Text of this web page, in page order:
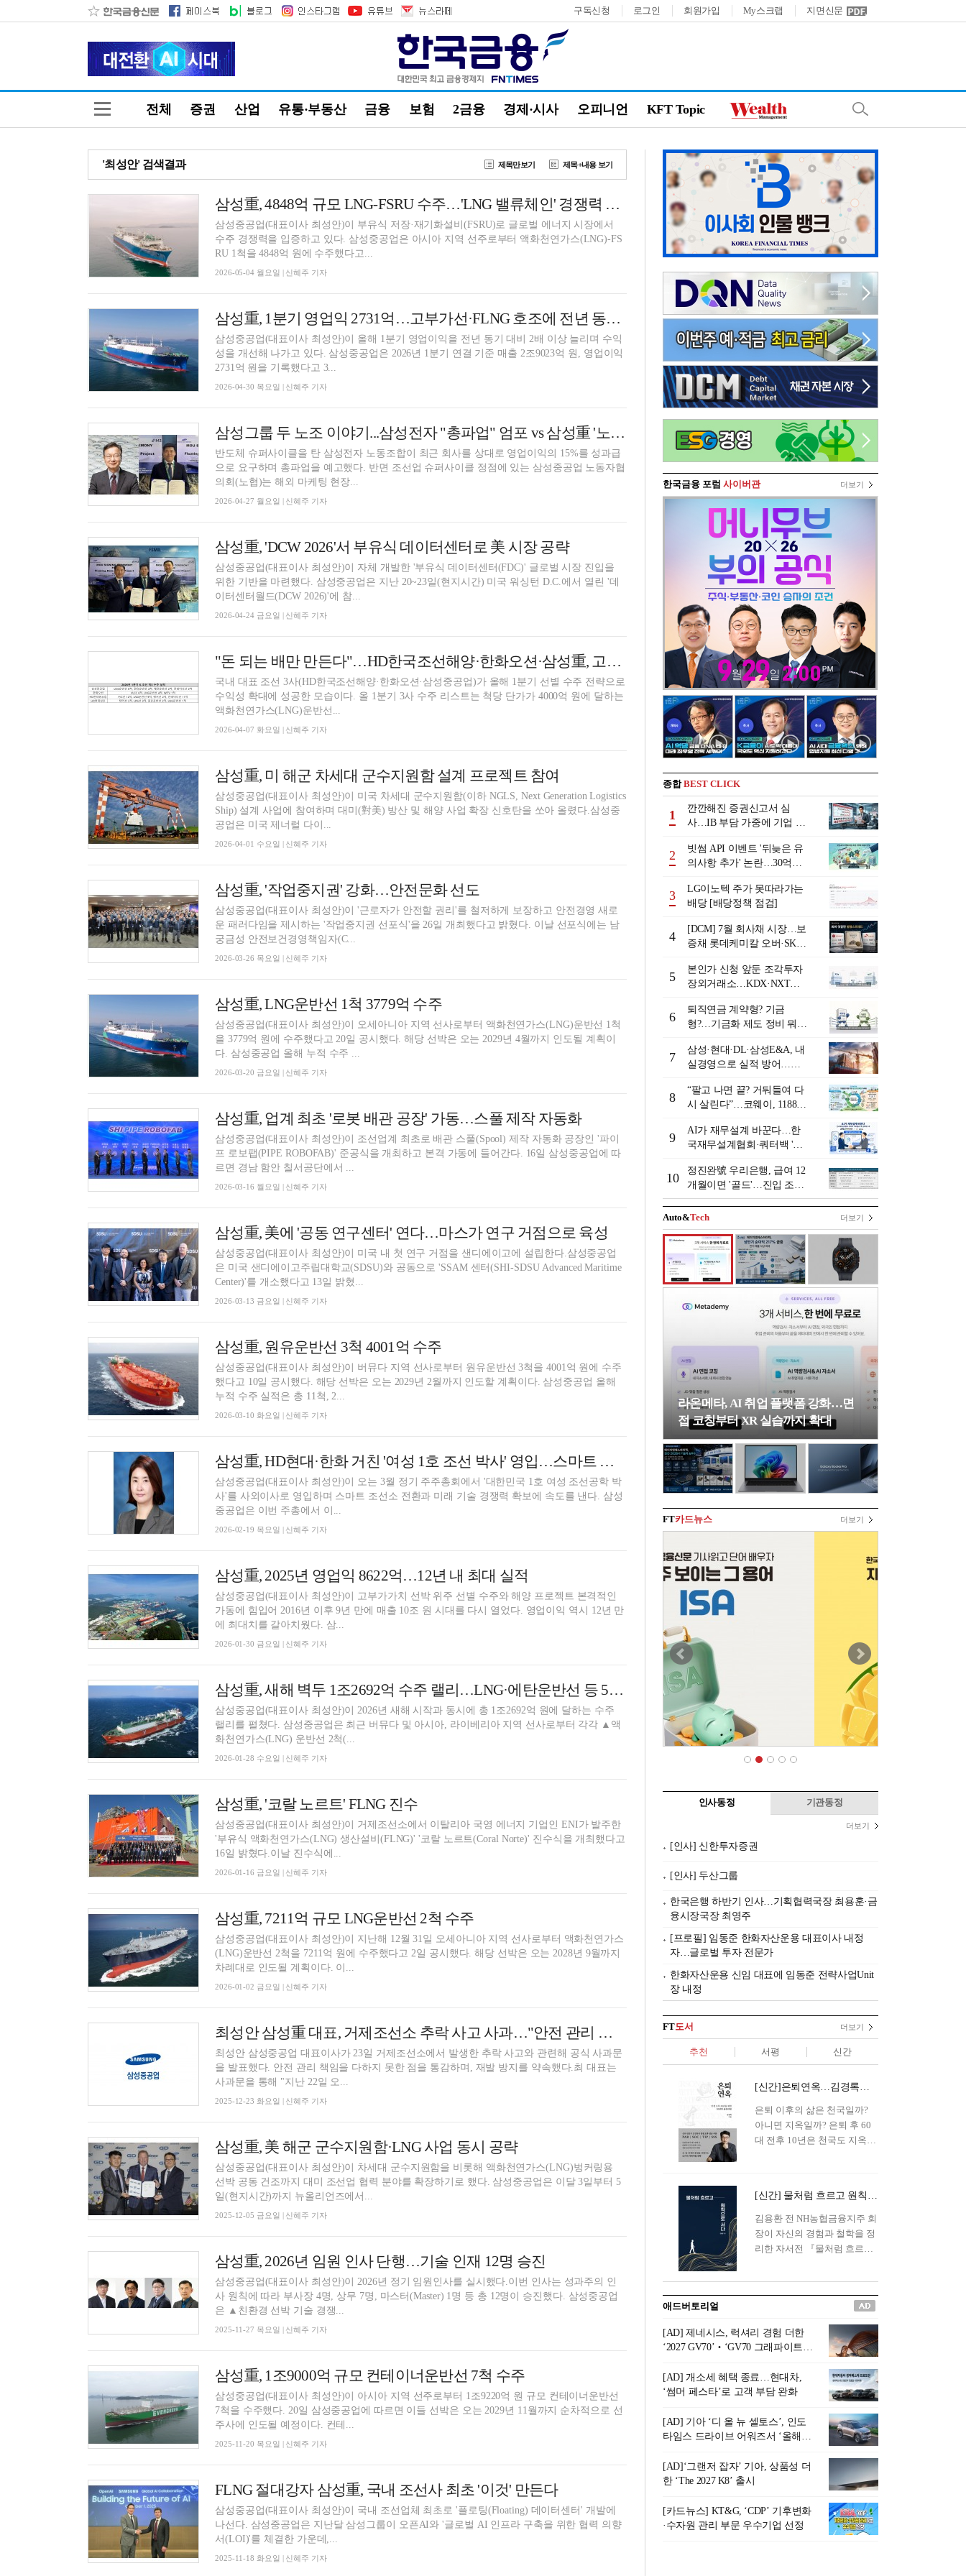
구독신청 로그인 회원가입 My스크랩 지면신문
전체 증권 산업 유통·부동산 금융 보험 2금융 경제·시사 오피니언 KFT Topic
'최성안' 검색결과 제목만보기 제목+내용 보기
삼성重, 4848억 규모 LNG-FSRU 수주…'LNG 밸류체인' 경쟁력 입증
삼성중공업(대표이사 최성안)이 부유식 저장·재기화설비(FSRU)로 글로벌 에너지 시장에서
수주 경쟁력을 입증하고 있다. 삼성중공업은 아시아 지역 선주로부터 액화천연가스(LNG)-FS
RU 1척을 4848억 원에 수주했다고...
2026-05-04 월요일 | 신혜주 기자
삼성重, 1분기 영업익 2731억…고부가선·FLNG 호조에 전년 동기比 122%↑
삼성중공업(대표이사 최성안)이 올해 1분기 영업이익을 전년 동기 대비 2배 이상 늘리며 수익
성을 개선해 나가고 있다. 삼성중공업은 2026년 1분기 연결 기준 매출 2조9023억 원, 영업이익
2731억 원을 기록했다고 3...
2026-04-30 목요일 | 신혜주 기자
삼성그룹 두 노조 이야기...삼성전자 "총파업" 엄포 vs 삼성重 '노사 원팀' 자처
반도체 슈퍼사이클을 탄 삼성전자 노동조합이 최근 회사를 상대로 영업이익의 15%를 성과급
으로 요구하며 총파업을 예고했다. 반면 조선업 슈퍼사이클 정점에 있는 삼성중공업 노동자협
의회(노협)는 해외 마케팅 현장...
2026-04-27 월요일 | 신혜주 기자
삼성重, 'DCW 2026'서 부유식 데이터센터로 美 시장 공략
삼성중공업(대표이사 최성안)이 자체 개발한 '부유식 데이터센터(FDC)' 글로벌 시장 진입을
위한 기반을 마련했다. 삼성중공업은 지난 20~23일(현지시간) 미국 워싱턴 D.C.에서 열린 '데
이터센터월드(DCW 2026)'에 참...
2026-04-24 금요일 | 신혜주 기자
"돈 되는 배만 만든다"…HD한국조선해양·한화오션·삼성重, 고부가선 '골라 담기'
국내 대표 조선 3사(HD한국조선해양·한화오션·삼성중공업)가 올해 1분기 선별 수주 전략으로
수익성 확대에 성공한 모습이다. 올 1분기 3사 수주 리스트는 척당 단가가 4000억 원에 달하는
액화천연가스(LNG)운반선...
2026-04-07 화요일 | 신혜주 기자
삼성重, 미 해군 차세대 군수지원함 설계 프로젝트 참여
삼성중공업(대표이사 최성안)이 미국 차세대 군수지원함(이하 NGLS, Next Generation Logistics
Ship) 설계 사업에 참여하며 대미(對美) 방산 및 해양 사업 확장 신호탄을 쏘아 올렸다.삼성중
공업은 미국 제너럴 다이...
2026-04-01 수요일 | 신혜주 기자
삼성重, '작업중지권' 강화…안전문화 선도
삼성중공업(대표이사 최성안)이 '근로자가 안전할 권리'를 철저하게 보장하고 안전경영 새로
운 패러다임을 제시하는 '작업중지권 선포식'을 26일 개최했다고 밝혔다. 이날 선포식에는 남
궁금성 안전보건경영책임자(C...
2026-03-26 목요일 | 신혜주 기자
삼성重, LNG운반선 1척 3779억 수주
삼성중공업(대표이사 최성안)이 오세아니아 지역 선사로부터 액화천연가스(LNG)운반선 1척
을 3779억 원에 수주했다고 20일 공시했다. 해당 선박은 오는 2029년 4월까지 인도될 계획이
다. 삼성중공업 올해 누적 수주 ...
2026-03-20 금요일 | 신혜주 기자
삼성重, 업계 최초 '로봇 배관 공장' 가동…스풀 제작 자동화
삼성중공업(대표이사 최성안)이 조선업계 최초로 배관 스풀(Spool) 제작 자동화 공장인 '파이
프 로보팹(PIPE ROBOFAB)' 준공식을 개최하고 본격 가동에 들어간다. 16일 삼성중공업에 따
르면 경남 함안 칠서공단에서 ...
2026-03-16 월요일 | 신혜주 기자
삼성重, 美에 '공동 연구센터' 연다…마스가 연구 거점으로 육성
삼성중공업(대표이사 최성안)이 미국 내 첫 연구 거점을 샌디에이고에 설립한다.삼성중공업
은 미국 샌디에이고주립대학교(SDSU)와 공동으로 'SSAM 센터(SHI-SDSU Advanced Maritime
Center)'를 개소했다고 13일 밝혔...
2026-03-13 금요일 | 신혜주 기자
삼성重, 원유운반선 3척 4001억 수주
삼성중공업(대표이사 최성안)이 버뮤다 지역 선사로부터 원유운반선 3척을 4001억 원에 수주
했다고 10일 공시했다. 해당 선박은 오는 2029년 2월까지 인도할 계획이다. 삼성중공업 올해
누적 수주 실적은 총 11척, 2...
2026-03-10 화요일 | 신혜주 기자
삼성重, HD현대·한화 거친 '여성 1호 조선 박사' 영입…스마트 조선소 박차
삼성중공업(대표이사 최성안)이 오는 3월 정기 주주총회에서 '대한민국 1호 여성 조선공학 박
사'를 사외이사로 영입하며 스마트 조선소 전환과 미래 기술 경쟁력 확보에 속도를 낸다. 삼성
중공업은 이번 주총에서 이...
2026-02-19 목요일 | 신혜주 기자
삼성重, 2025년 영업익 8622억…12년 내 최대 실적
삼성중공업(대표이사 최성안)이 고부가가치 선박 위주 선별 수주와 해양 프로젝트 본격적인
가동에 힘입어 2016년 이후 9년 만에 매출 10조 원 시대를 다시 열었다. 영업이익 역시 12년 만
에 최대치를 갈아치웠다. 삼...
2026-01-30 금요일 | 신혜주 기자
삼성重, 새해 벽두 1조2692억 수주 랠리…LNG·에탄운반선 등 5척 쓸어 담았다
삼성중공업(대표이사 최성안)이 2026년 새해 시작과 동시에 총 1조2692억 원에 달하는 수주
랠리를 펼쳤다. 삼성중공업은 최근 버뮤다 및 아시아, 라이베리아 지역 선사로부터 각각 ▲액
화천연가스(LNG) 운반선 2척(...
2026-01-28 수요일 | 신혜주 기자
삼성重, '코랄 노르트' FLNG 진수
삼성중공업(대표이사 최성안)이 거제조선소에서 이탈리아 국영 에너지 기업인 ENI가 발주한
'부유식 액화천연가스(LNG) 생산설비(FLNG)' '코랄 노르트(Coral Norte)' 진수식을 개최했다고
16일 밝혔다.이날 진수식에...
2026-01-16 금요일 | 신혜주 기자
삼성重, 7211억 규모 LNG운반선 2척 수주
삼성중공업(대표이사 최성안)이 지난해 12월 31일 오세아니아 지역 선사로부터 액화천연가스
(LNG)운반선 2척을 7211억 원에 수주했다고 2일 공시했다. 해당 선박은 오는 2028년 9월까지
차례대로 인도될 계획이다. 이...
2026-01-02 금요일 | 신혜주 기자
최성안 삼성重 대표, 거제조선소 추락 사고 사과…"안전 관리 책임 통감"
최성안 삼성중공업 대표이사가 23일 거제조선소에서 발생한 추락 사고와 관련해 공식 사과문
을 발표했다. 안전 관리 책임을 다하지 못한 점을 통감하며, 재발 방지를 약속했다.최 대표는
사과문을 통해 "지난 22일 오...
2025-12-23 화요일 | 신혜주 기자
삼성重, 美 해군 군수지원함·LNG 사업 동시 공략
삼성중공업(대표이사 최성안)이 차세대 군수지원함을 비롯해 액화천연가스(LNG)벙커링용
선박 공동 건조까지 대미 조선업 협력 분야를 확장하기로 했다. 삼성중공업은 이달 3일부터 5
일(현지시간)까지 뉴올리언즈에서...
2025-12-05 금요일 | 신혜주 기자
삼성重, 2026년 임원 인사 단행…기술 인재 12명 승진
삼성중공업(대표이사 최성안)이 2026년 정기 임원인사를 실시했다.이번 인사는 성과주의 인
사 원칙에 따라 부사장 4명, 상무 7명, 마스터(Master) 1명 등 총 12명이 승진했다. 삼성중공업
은 ▲친환경 선박 기술 경쟁...
2025-11-27 목요일 | 신혜주 기자
삼성重, 1조9000억 규모 컨테이너운반선 7척 수주
삼성중공업(대표이사 최성안)이 아시아 지역 선주로부터 1조9220억 원 규모 컨테이너운반선
7척을 수주했다. 20일 삼성중공업에 따르면 이들 선박은 오는 2029년 11월까지 순차적으로 선
주사에 인도될 예정이다. 컨테...
2025-11-20 목요일 | 신혜주 기자
FLNG 절대강자 삼성重, 국내 조선사 최초 '이것' 만든다
삼성중공업(대표이사 최성안)이 국내 조선업체 최초로 '플로팅(Floating) 데이터센터' 개발에
나선다. 삼성중공업은 지난달 삼성그룹이 오픈AI와 '글로벌 AI 인프라 구축을 위한 협력 의향
서(LOI)'를 체결한 가운데,...
2025-11-18 화요일 | 신혜주 기자
한국금융 포럼 사이버관 더보기
종합BEST CLICK
1
깐깐해진 증권신고서 심
사…IB 부담 가중에 기업 자
2
빗썸 API 이벤트 '뒤늦은 유
의사항 추가' 논란…30억원
발
3
LG이노텍 주가 못따라가는
배당 [배당정책 점검]
4
[DCM] 7월 회사채 시장…보
증채 롯데케미칼 오버·SK에
5
본인가 신청 앞둔 조각투자
장외거래소…KDX·NXT컨
6
퇴직연금 계약형? 기금
형?…기금화 제도 정비 뭐길
(상)]
7
삼성·현대·DL·삼성E&A, 내
실경영으로 실적 방어…미
8
“팔고 나면 끝? 거둬들여 다
시 살린다”…코웨이, 1188만
9
AI가 재무설계 바꾼다…한
국재무설계협회·쿼터백 '베
10
정진완號 우리은행, 급여 12
개월이면 '골드'…진입 조건
낮춰 장기거래 락인 [은행권
머니무브 대응 전략]
Auto&Tech 더보기
라온메타, AI 취업 플랫폼 강화…면
접 코칭부터 XR 실습까지 확대
FT카드뉴스 더보기
인사동정 기관동정
더보기
[인사] 신한투자증권
[인사] 두산그룹
한국은행 하반기 인사…기획협력국장 최용훈·금
융시장국장 최영주
[프로필] 임동준 한화자산운용 대표이사 내정
자…글로벌 투자 전문가
한화자산운용 신임 대표에 임동준 전략사업Unit
장 내정
FT도서 더보기
추천 서평 신간
[신간]은퇴연옥…김경록의 은퇴 후 삶의 나침반
은퇴 이후의 삶은 천국일까?
아니면 지옥일까? 은퇴 후 60
대 전후 10년은 천국도 지옥도
은퇴 설계를 가이드해 온 김경
록 옵투스자산운용의 고문이
신간 『은퇴연옥』을 내놓았
다.단테는 지옥을 '모든 희망을
록 고문은 새로운 시각을 제시
0년의 과도기는 지옥이 아니라
정화와 성장의 공간인 ‘은퇴연
옥(Purgatory)’이라는 것이다.
연옥은 고통스럽지만 끝이 있
으며, 준비를 통해 천국으로 나
아갈 수 있는 희망의 장소라고
말한
[신간] 물처럼 흐르고 원칙으로 서다…김용환의 통찰을 담다
김용환 전 NH농협금융지주 회
장이 자신의 경험과 철학을 정
리한 자서전 『물처럼 흐르고
통 관료 출신으로 한국 금융의
주요 변곡점마다 중요한 역할
을 하고 금융 경영인으로서 큰
족적을 남긴 김 전 회장이 후배
세대에게 전하는 삶의 조언을
담은 인생 노트다.『물처럼 흐
르고 원칙으로 서다』는 단순
한 자서전을 넘어, 실패를 두려
워하지 않는 용기와 자신에 대
한 믿음이 어떻게 삶을 풍요롭
게 만드는지를 보여주는 지혜
의 보고로 평가된다.김용환 전
회장은 “인생의 목표가 크더라
도 조급해하지 말고 작은 것부
터 하나 하나 성취해 나가
라”고 조언한다. 뼈아픈 실패
조차 성공의 뼈대가 된다는 긍
애드버토리얼
[AD] 제네시스, 럭셔리 경험 더한
‘2027 GV70’‧‘GV70 그래파이트’
[AD] 개소세 혜택 종료…현대차,
‘썸머 페스타’로 고객 부담 완화
[AD] 기아 ‘디 올 뉴 셀토스’, 인도
타임스 드라이브 어워즈서 ‘올해의
[AD]‘그랜저 잡자’ 기아, 상품성 더
한 ‘The 2027 K8’ 출시
[카드뉴스] KT&G, ‘CDP’ 기후변화
·수자원 관리 부문 우수기업 선정